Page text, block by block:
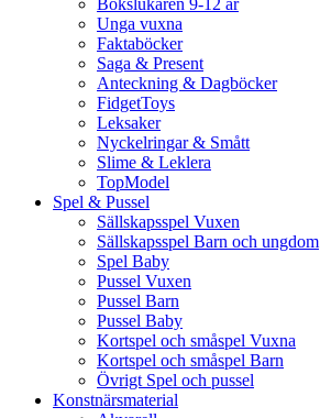
Bokslukaren 9-12 år
Unga vuxna
Faktaböcker
Saga & Present
Anteckning & Dagböcker
FidgetToys
Leksaker
Nyckelringar & Smått
Slime & Leklera
TopModel
Spel & Pussel
Sällskapsspel Vuxen
Sällskapsspel Barn och ungdom
Spel Baby
Pussel Vuxen
Pussel Barn
Pussel Baby
Kortspel och småspel Vuxna
Kortspel och småspel Barn
Övrigt Spel och pussel
Konstnärsmaterial